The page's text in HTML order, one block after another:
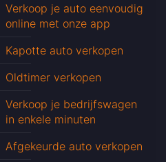
Verkoop je auto eenvoudig
online met onze app
Kapotte auto verkopen
Oldtimer verkopen
Verkoop je bedrijfswagen
in enkele minuten
Afgekeurde auto verkopen